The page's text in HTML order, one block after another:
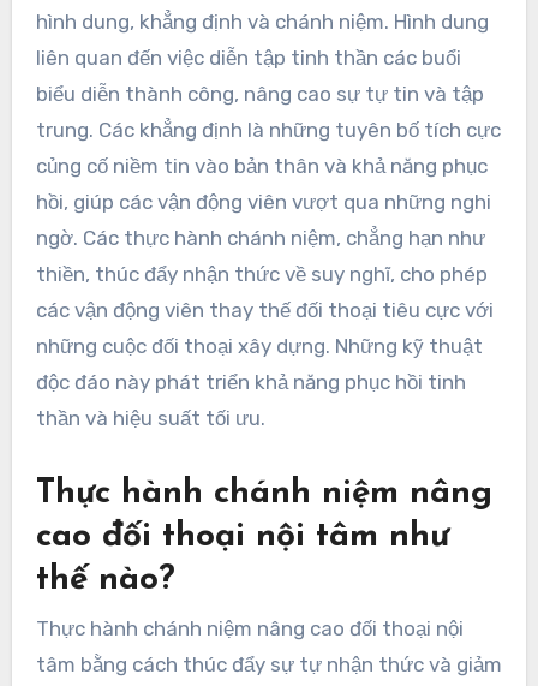
hình dung, khẳng định và chánh niệm. Hình dung
liên quan đến việc diễn tập tinh thần các buổi
biểu diễn thành công, nâng cao sự tự tin và tập
trung. Các khẳng định là những tuyên bố tích cực
củng cố niềm tin vào bản thân và khả năng phục
hồi, giúp các vận động viên vượt qua những nghi
ngờ. Các thực hành chánh niệm, chẳng hạn như
thiền, thúc đẩy nhận thức về suy nghĩ, cho phép
các vận động viên thay thế đối thoại tiêu cực với
những cuộc đối thoại xây dựng. Những kỹ thuật
độc đáo này phát triển khả năng phục hồi tinh
thần và hiệu suất tối ưu.
Thực hành chánh niệm nâng
cao đối thoại nội tâm như
thế nào?
Thực hành chánh niệm nâng cao đối thoại nội
tâm bằng cách thúc đẩy sự tự nhận thức và giảm